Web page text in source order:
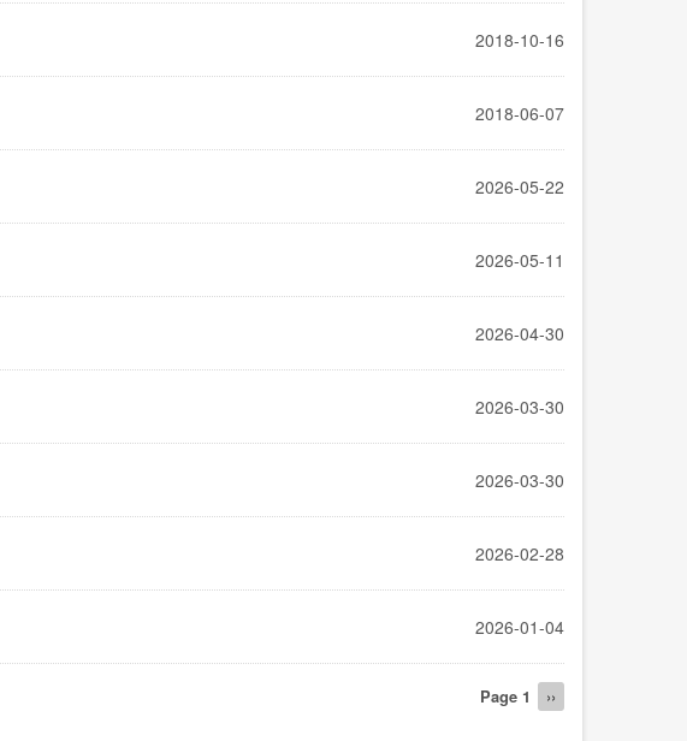
2018-10-16
2018-06-07
2026-05-22
2026-05-11
2026-04-30
2026-03-30
2026-03-30
2026-02-28
2026-01-04
Page 1
下
一
››